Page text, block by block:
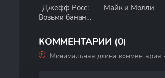
Джефф Росс:
Возьми банан в
Майк и Молли
КОММЕНТАРИИ (0)
Минимальная длина комментария